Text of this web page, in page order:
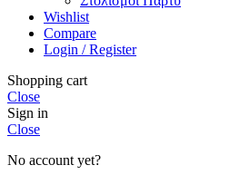
Wishlist
Compare
Login / Register
Shopping cart
Close
Sign in
Close
No account yet?